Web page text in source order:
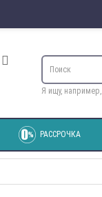
Я ищу, например,
РАССРОЧКА